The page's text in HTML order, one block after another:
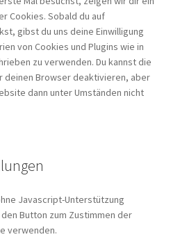
Cookies. Sobald du auf
gibst du uns deine Einwilligung
von Cookies und Plugins wie in
zu verwenden. Du kannst die
deinen Browser deaktivieren, aber
dann unter Umständen nicht
Javascript-Unterstützung
Button zum Zustimmen der
verwenden.